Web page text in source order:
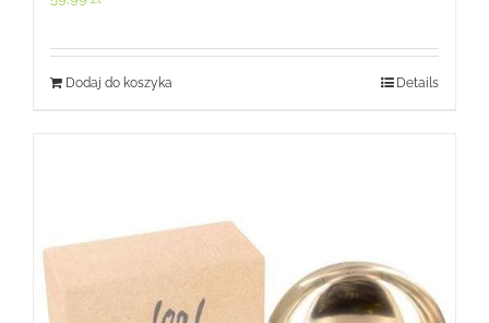
Dodaj do koszyka Details